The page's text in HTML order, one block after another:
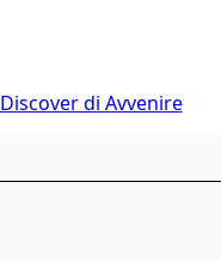
di Avvenire